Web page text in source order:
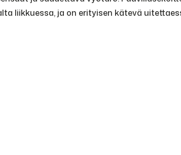
liikkuessa, ja on erityisen kätevä